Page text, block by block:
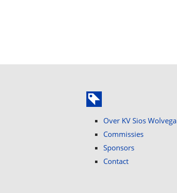
Over KV Sios Wolvega
Commissies
Sponsors
Contact